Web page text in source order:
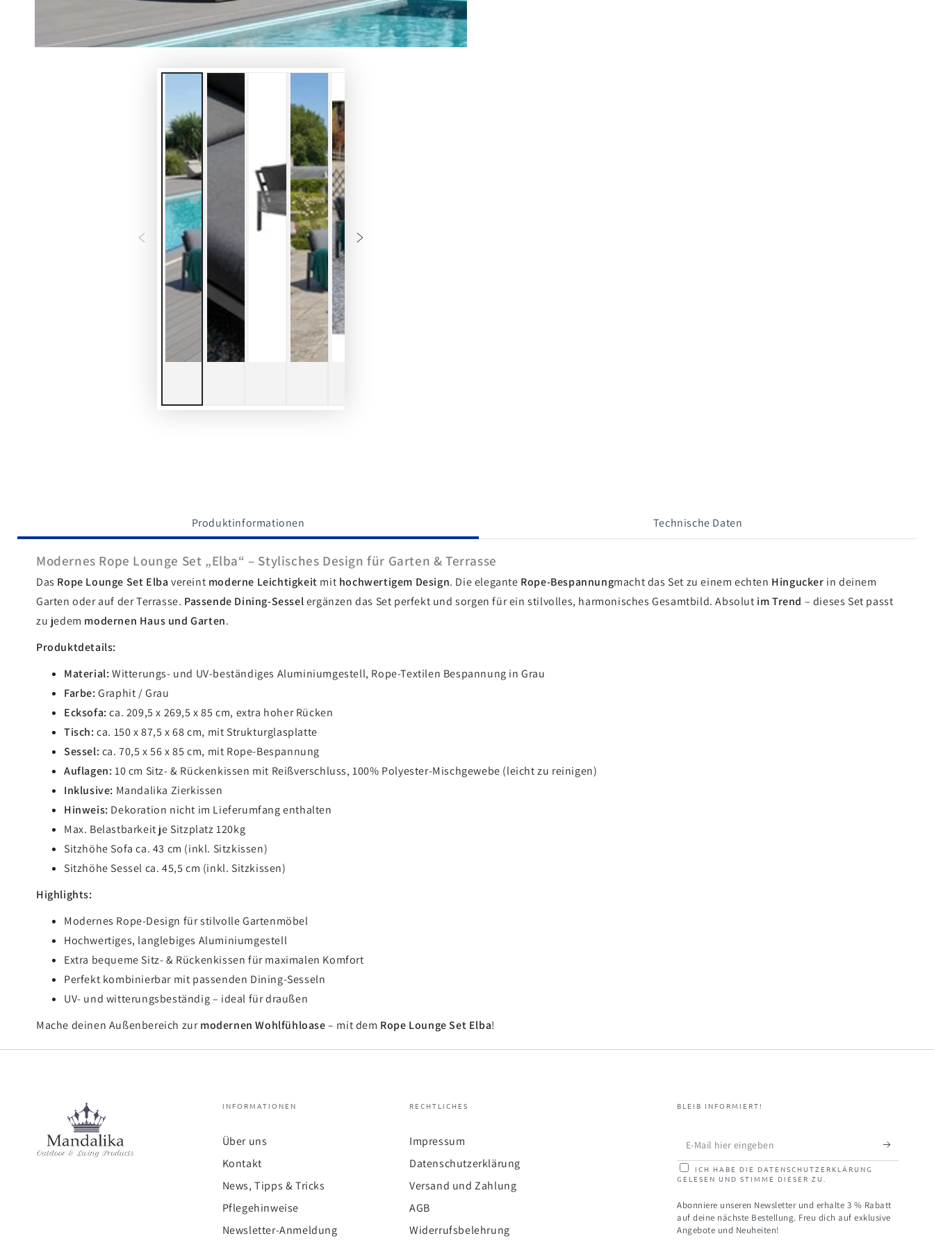
Produktinformationen Technische Daten
Modernes Rope Lounge Set „Elba“ – Stylisches Design für Garten & Terrasse
Das Rope Lounge Set Elba vereint moderne Leichtigkeit mit hochwertigem Design. Die elegante Rope-Bespannungmacht das Set zu einem echten Hingucker in deinem
Garten oder auf der Terrasse. Passende Dining-Sesselergänzen das Set perfekt und sorgen für ein stilvolles, harmonisches Gesamtbild. Absolut im Trend – dieses Set passt
zu jedem modernen Haus und Garten.
Produktdetails:
Material: Witterungs- und UV-beständiges Aluminiumgestell, Rope-Textilen Bespannung in Grau
Farbe: Graphit / Grau
Ecksofa: ca. 209,5 x 269,5 x 85 cm, extra hoher Rücken
Tisch: ca. 150 x 87,5 x 68 cm, mit Strukturglasplatte
Sessel: ca. 70,5 x 56 x 85 cm, mit Rope-Bespannung
Auflagen: 10 cm Sitz- & Rückenkissen mit Reißverschluss, 100% Polyester-Mischgewebe (leicht zu reinigen)
Inklusive: Mandalika Zierkissen
Hinweis: Dekoration nicht im Lieferumfang enthalten
Max. Belastbarkeit je Sitzplatz 120kg
Sitzhöhe Sofa ca. 43 cm (inkl. Sitzkissen)
Sitzhöhe Sessel ca. 45,5 cm (inkl. Sitzkissen)
Highlights:
Modernes Rope-Design für stilvolle Gartenmöbel
Hochwertiges, langlebiges Aluminiumgestell
Extra bequeme Sitz- & Rückenkissen für maximalen Komfort
Perfekt kombinierbar mit passenden Dining-Sesseln
UV- und witterungsbeständig – ideal für draußen
Mache deinen Außenbereich zurmodernen Wohlfühloase– mit dem Rope Lounge Set Elba!
INFORMATIONEN
Über uns
Kontakt
News, Tipps & Tricks
Pflegehinweise
Newsletter-Anmeldung
RECHTLICHES
Impressum
Datenschutzerklärung
Versand und Zahlung
AGB
Widerrufsbelehrung
BLEIB INFORMIERT!
E-
Mail
hier
eingeben
ICH HABE DIE DATENSCHUTZERKLÄRUNG
GELESEN UND STIMME DIESER ZU.
Abonniere unseren Newsletter und erhalte 3 % Rabatt
auf deine nächste Bestellung. Freu dich auf exklusive
Angebote und Neuheiten!